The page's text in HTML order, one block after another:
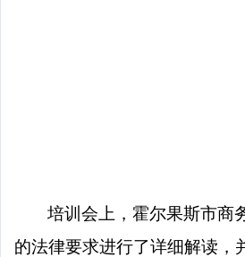
培训会上，霍尔果斯市商
的法律要求进行了详细解读，